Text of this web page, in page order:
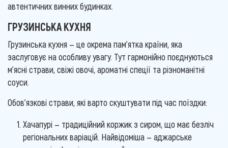
автентичних винних будинках.
ГРУЗИНСЬКА КУХНЯ
Грузинська кухня — це окрема пам'ятка країни, яка
заслуговує на особливу увагу. Тут гармонійно поєднуються
м'ясні страви, свіжі овочі, ароматні спеції та різноманітні
соуси.
Обов'язкові страви, які варто скуштувати під час поїздки:
Хачапурі — традиційний коржик з сиром, що має безліч
регіональних варіацій. Найвідоміша — аджарське